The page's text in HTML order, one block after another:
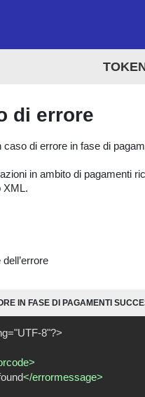
di errore
di errore in fase di
in ambito di pagamenti
XML.
IN FASE DI PAGAMENTI
8"?>
>
</errormessage>